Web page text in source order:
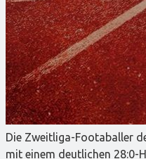
Die Zweitliga-Footaballer
mit einem deutlichen 28:0-